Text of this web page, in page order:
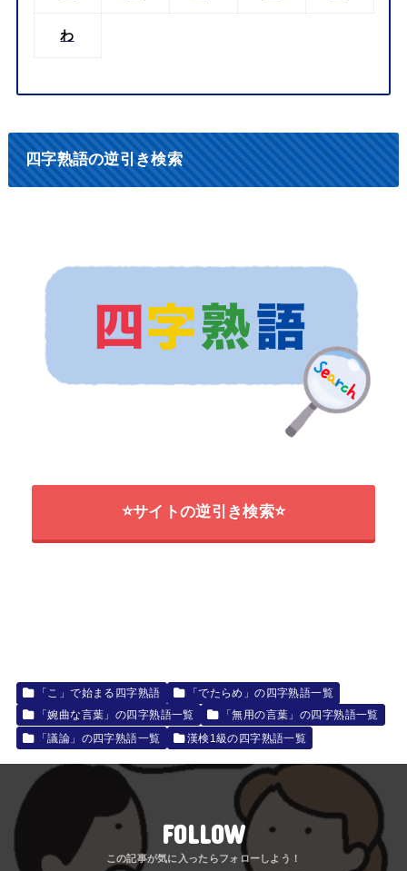
わ
四字熟語の逆引き検索
⭐サイトの逆引き検索⭐
「こ」で始まる四字熟語
「でたらめ」の四字熟語一覧
「婉曲な言葉」の四字熟語一覧
「無用の言葉」の四字熟語一覧
「議論」の四字熟語一覧
漢検1級の四字熟語一覧
FOLLOW